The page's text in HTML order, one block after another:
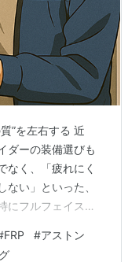
”を左右する 近
ダーの装備選びも
なく、「疲れにく
い」といった、
にフルフェイスヘ
そんな時代のニー
FRP #アストン